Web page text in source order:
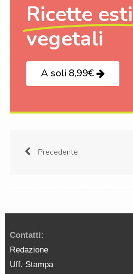
Ricette
vegetali
A soli 8,99€
Precedente
Contatti:
Redazione
Uff. Stampa